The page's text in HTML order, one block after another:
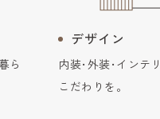
ら
デザイン
内装･外装･インテ
こだわりを。